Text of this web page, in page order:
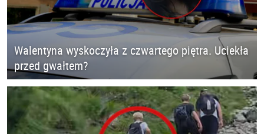
Walentyna wyskoczyła z czwartego piętra. Uciekła
przed gwałtem?